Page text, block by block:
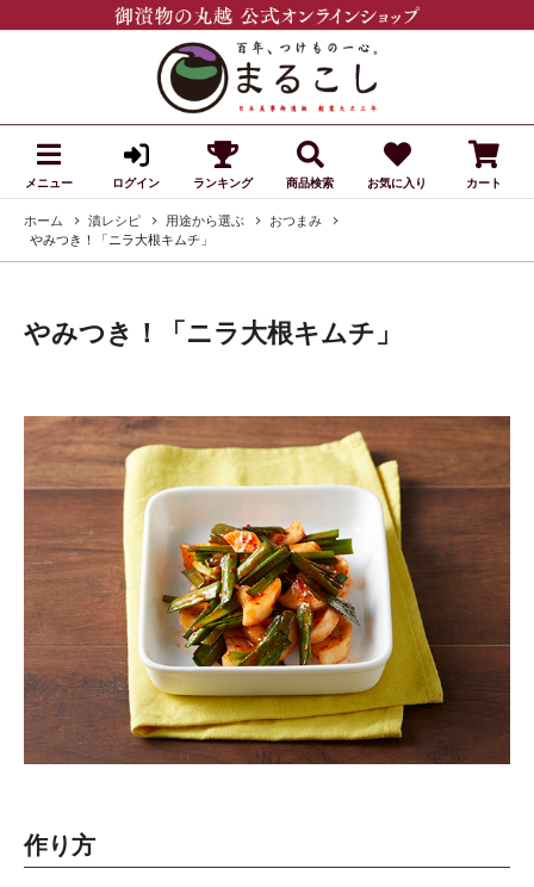
メニュー ログイン ランキング 商品検索 お気に入り カート
ホーム 漬レシピ 用途から選ぶ
おつまみ
やみつき！「ニラ大根キムチ」
やみつき！「ニラ大根キムチ」
作り方